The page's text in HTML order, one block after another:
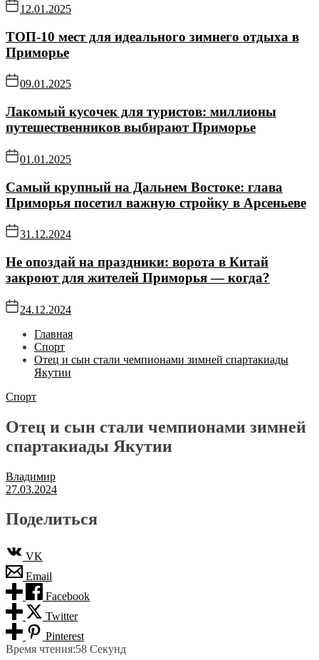
12.01.2025
ТОП-10 мест для идеального зимнего отдыха в
Приморье
09.01.2025
Лакомый кусочек для туристов: миллионы
путешественников выбирают Приморье
01.01.2025
Самый крупный на Дальнем Востоке: глава
Приморья посетил важную стройку в Арсеньеве
31.12.2024
Не опоздай на праздники: ворота в Китай
закроют для жителей Приморья — когда?
24.12.2024
Главная
Спорт
Отец и сын стали чемпионами зимней спартакиады
Якутии
Спорт
Отец и сын стали чемпионами зимней
спартакиады Якутии
Владимир
27.03.2024
Поделиться
VK
Email
Facebook
Twitter
Pinterest
Время чтения:58 Секунд